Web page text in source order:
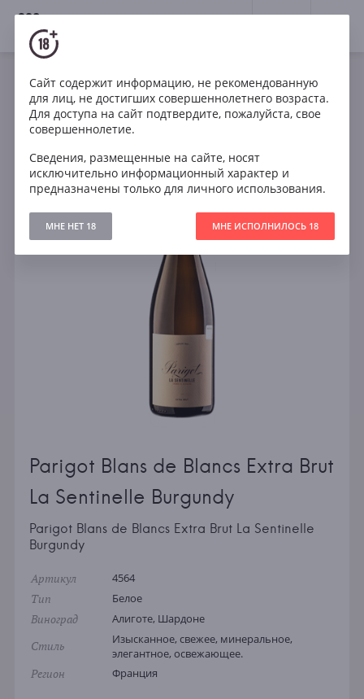
18+
Игристое Белое
Франция
Parigot Blans de Blancs Extra Brut La Sentinelle
Burgundy
Parigot Blans de Blancs Extra Brut
La Sentinelle Burgundy
Parigot Blans de Blancs Extra Brut La Sentinelle
Burgundy
Артикул 4564
Тип Белое
Виноград Алиготе, Шардоне
Стиль
Изысканное, свежее, минеральное,
элегантное, освежающее.
Регион Франция
Сайт содержит информацию, не рекомендованную
для лиц, не достигших совершеннолетнего возраста.
Для доступа на сайт подтвердите, пожалуйста, свое
совершеннолетие.
Сведения, размещенные на сайте, носят
исключительно информационный характер и
предназначены только для личного использования.
МНЕ НЕТ 18 МНЕ ИСПОЛНИЛОСЬ 18